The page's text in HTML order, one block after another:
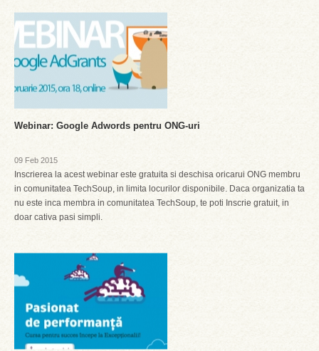
Webinar: Google Adwords pentru ONG-uri
09 Feb 2015
Inscrierea la acest webinar este gratuita si deschisa oricarui ONG membru
in comunitatea TechSoup, in limita locurilor disponibile. Daca organizatia ta
nu este inca membra in comunitatea TechSoup, te poti Inscrie gratuit, in
doar cativa pasi simpli.